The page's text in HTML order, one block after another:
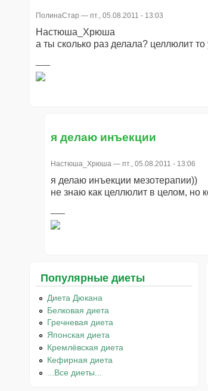
ПолинаСтар — пт., 05.08.2011 - 13:03
Настюша_Хрюша
а ты сколько раз делала? целлюлит то
я делаю инъекции
Настюша_Хрюша — пт., 05.08.2011 - 13:06
я делаю инъекции мезотерапии))
не знаю как целлюлит в целом, но
Популярные диеты
Диета Дюкана
Белковая диета
Гречневая диета
Японская диета
Кремлёвская диета
Кефирная диета
...Все диеты...